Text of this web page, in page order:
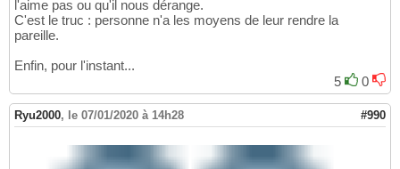
l'aime pas ou qu'il nous dérange.
C'est le truc : personne n'a les moyens de leur rendre la
pareille.
Enfin, pour l'instant...
5
0
Ryu2000, le 07/01/2020 à 14h28 #990